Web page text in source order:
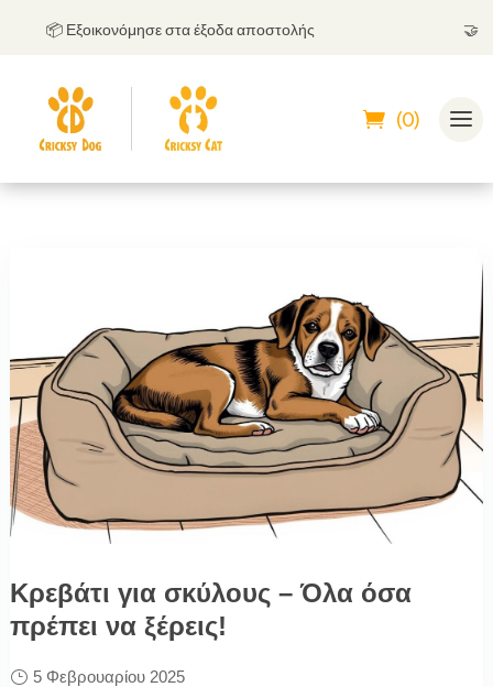
📦 Εξοικονόμησε στα έξοδα αποστολής
(0)
Κρεβάτι για σκύλους – Όλα όσα
πρέπει να ξέρεις!
5 Φεβρουαρίου 2025